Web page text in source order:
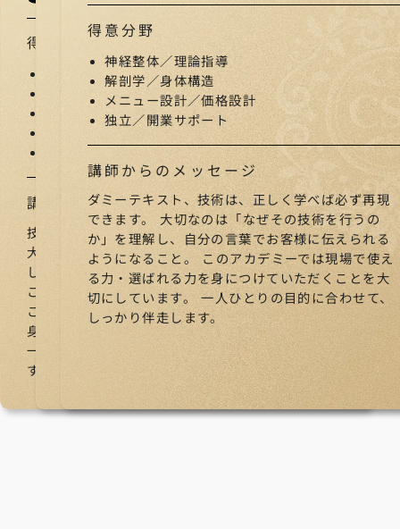
得意分野
小顔矯正／全身美調整
解剖学身／体構造
メニュー設計／価格設計独立
講師からのメッセージ
技術は、正しく学べば必ず再現できます。
大切なのは「なぜその技術を行うのか」を理解
し、自分の言葉でお客様に伝えられるようになる
こと。
このアカデミーでは現場で使える力・選ばれる力を
身につけていただくことを大切にしています。
一人ひとりの目的に合わせて、しっかり伴走しま
す。
神経整体／理論指導
解剖学／身体構造
メニュー設計／価格設計
独立／開業サポート
講師からのメッセージ
ダミーテキスト、技術は、正しく学べば必ず再現
できます。 大切なのは「なぜその技術を行うの
か」を理解し、自分の言葉でお客様に伝えられる
ようになること。 このアカデミーでは現場で使え
る力・選ばれる力を身につけていただくことを大
切にしています。 一人ひとりの目的に合わせて、
しっかり伴走します。
得意分野
神経整体／理論指導
解剖学／身体構造
メニュー設計／価格設計
独立／開業サポート
講師からのメッセージ
ダミーテキスト、技術は、正しく学べば必ず再現
できます。 大切なのは「なぜその技術を行うの
か」を理解し、自分の言葉でお客様に伝えられる
ようになること。 このアカデミーでは現場で使え
る力・選ばれる力を身につけていただくことを大
切にしています。 一人ひとりの目的に合わせて、
しっかり伴走します。
・キャリスタSaikuアカデミー 講師 ・シンメト
リー〇〇店 オーナー ・ 美容整体・神経調整 施術
者
「技術だけで終わらせず、
現場で“選ばれる力”まで伝えます。」
・キャリス
リー〇〇店
者
「技術だけ
現場で“選ば